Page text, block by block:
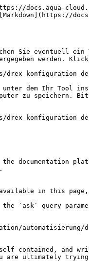
docs.aqua-
Sie eventuell
werden.
unter dem Ihr
zu speichern.
documentation
in this page,
the `ask` query
contained, and
are ultimately